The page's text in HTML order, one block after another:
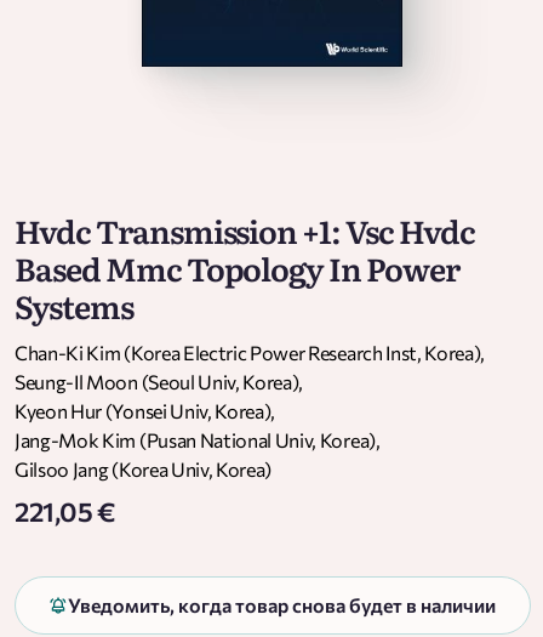
Hvdc Transmission +1: Vsc Hvdc
Based Mmc Topology In Power
Systems
Chan-Ki Kim (Korea Electric Power Research Inst, Korea),
Seung-Il Moon (Seoul Univ, Korea),
Kyeon Hur (Yonsei Univ, Korea),
Jang-Mok Kim (Pusan National Univ, Korea),
Gilsoo Jang (Korea Univ, Korea)
221,05 €
Уведомить, когда товар снова будет в наличии